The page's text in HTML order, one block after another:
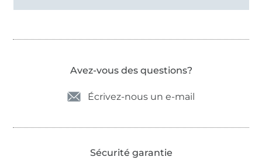
Avez-vous des questions?
Écrivez-nous un e-mail
Sécurité garantie